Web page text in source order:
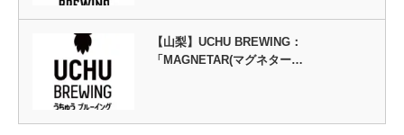
【山梨】UCHU BREWING：
「MAGNETAR(マグネター…